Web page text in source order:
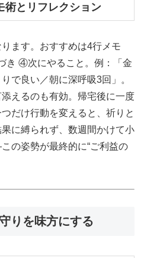
術とリフレクション
ます。おすすめは4行メモ
④次にやること。例：「金
で良い／朝に深呼吸3回」。
えるのも有効。帰宅後に一度
だけ行動を変えると、祈りと
に縛られず、数週間かけて小
の姿勢が最終的に“ご利益の
りを味方にする